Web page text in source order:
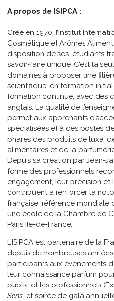
A propos de ISIPCA :
Créé en 1970, l’Institut
Cosmétique et Arômes
disposition de ses étudiants
savoir-faire unique. C’est la
domaines à proposer une
scientifique, en formation
formation continue, avec des
anglais. La qualité de
permet aux apprenants
spécialisées et à des postes
phares des produits de luxe,
alimentaires et de la
Depuis sa création par Jean-
formé des professionnels
engagement, leur précision et
contribuent à renforcer la
française, référence mondiale
une école de la Chambre de
Paris Ile-de-France.
L’ISIPCA est partenaire de la
depuis de nombreuses
participants aux événements
leur connaissance parfum
public et les professionnels
Sens, et soirée de gala